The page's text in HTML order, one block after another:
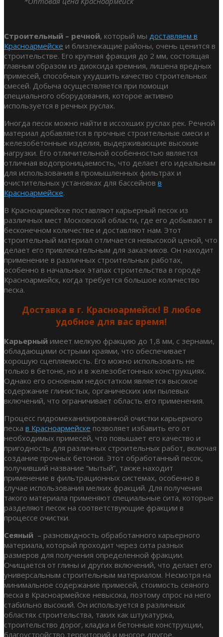
Строительный – речной, который мы доставляем в
Красноармейске и близлежащие районы, очень ценится в
строительстве. Его крупная фракция до 2 мм, состоящая
главным образом из диоксида кремния, лишена вредных
примесей, способных ухудшить качество строительных
смесей. Добыча осуществляется при помощи
специального оборудования, которое активно
используется в речных руслах.
Иногда песок можно найти в иссохших руслах рек. Речной
материал добавляется в прочные строительные смеси и
железобетонные изделия, выдерживающие высокие
нагрузки. Его отличительной особенностью является
отличная водопроницаемость, что делает его идеальным
для использования в промышленных фильтрах и
очистительных установках для бассейнов в
Красноармейске.
В Красноармейске поставляют карьерный песок из
различных мест Московской области, где его добывают в
бесконечном количестве и доставляют нам. Этот
строительный материал отличается невысокой ценой, что
делает его привлекательным для заказчиков. Он находит
применение в различных строительных работах,
особенно в начальных этапах строительства в городе
Красноармейск, когда требуется большое количество
песка.
Доставка в г. Красноармейск! В любое
удобное для вас время!
Карьерный имеет мелкую фракцию до 1,8 мм, с зернами,
обладающими острыми краями, что обеспечивает
хорошую сцепляемость. Его можно использовать не
только в бетоне, но и в железобетонных конструкциях.
Однако его основным недостатком является высокое
содержание глинистых, органических или пылевых
включений, что ограничивает область его применения.
Процесс гидромеханизированной очистки карьерного
песка в Красноармейске позволяет избавить его от
необходимых примесей, что повышает его качество и
пригодность для различных строительных работ, включая
создание прочных бетонов. Этот обработанный песок,
получивший название “мытый”, также находит
применение в фильтрационных системах, особенно в
случае использования мелких фракций. Для получения
такого материала применяют специальные сита, которые
разделяют песок на соответствующие фракции в
процессе очистки.
Сеяный – разновидность обработанного карьерного
материала, который проходит через сита разных
размеров для получения определенной фракции.
Очищается от глины и других включений, что делает его
универсальным строительным материалом. Несмотря на
минимальное содержание примесей, стоимость сеяного
песка в Красноармейске невысока, поэтому спрос на него
стабильно высокий. Он используется в различных
областях строительства, таких как штукатурка,
строительство дорог, кладка и бетонные конструкции,
благоустройство территорий и многое другое.